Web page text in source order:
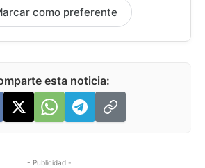
como preferente
esta noticia:
- Publicidad -